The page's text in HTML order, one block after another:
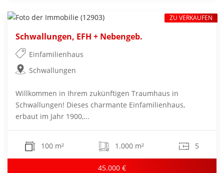
Schwallungen, EFH + Nebengeb.
Einfamilienhaus
Schwallungen
Willkommen in Ihrem zukünftigen Traumhaus in
Schwallungen! Dieses charmante Einfamilienhaus,
erbaut im Jahr 1900,...
100 m² 1.000 m² 5
45.000 €
ZU VERKAUFEN